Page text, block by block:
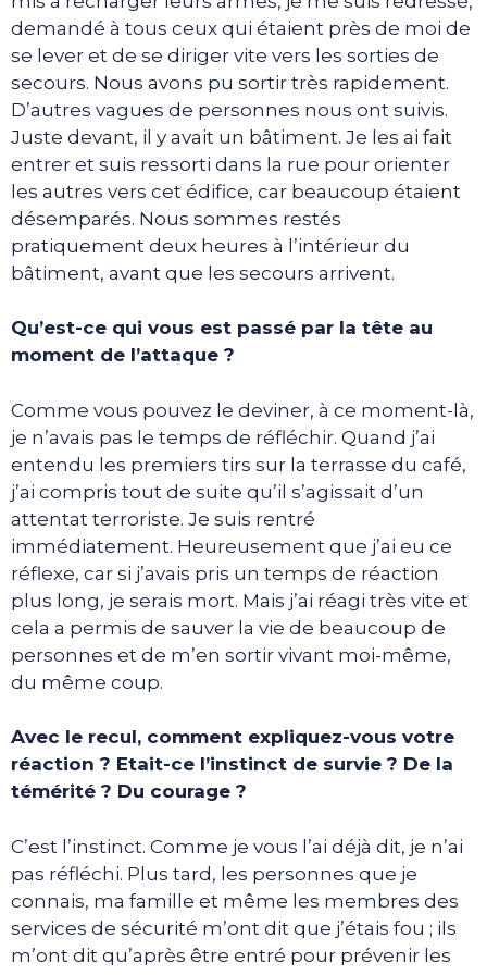
demandé à tous ceux qui étaient près de moi de
se lever et de se diriger vite vers les sorties de
secours. Nous avons pu sortir très rapidement.
D’autres vagues de personnes nous ont suivis.
Juste devant, il y avait un bâtiment. Je les ai fait
entrer et suis ressorti dans la rue pour orienter
les autres vers cet édifice, car beaucoup étaient
désemparés. Nous sommes restés
pratiquement deux heures à l’intérieur du
bâtiment, avant que les secours arrivent.
Qu’est-ce qui vous est passé par la tête au
moment de l’attaque ?
Comme vous pouvez le deviner, à ce moment-là,
je n’avais pas le temps de réfléchir. Quand j’ai
entendu les premiers tirs sur la terrasse du café,
j’ai compris tout de suite qu’il s’agissait d’un
attentat terroriste. Je suis rentré
immédiatement. Heureusement que j’ai eu ce
réflexe, car si j’avais pris un temps de réaction
plus long, je serais mort. Mais j’ai réagi très vite et
cela a permis de sauver la vie de beaucoup de
personnes et de m’en sortir vivant moi-même,
du même coup.
Avec le recul, comment expliquez-vous votre
réaction ? Etait-ce l’instinct de survie ? De la
témérité ? Du courage ?
C’est l’instinct. Comme je vous l’ai déjà dit, je n’ai
pas réfléchi. Plus tard, les personnes que je
connais, ma famille et même les membres des
services de sécurité m’ont dit que j’étais fou ; ils
m’ont dit qu’après être entré pour prévenir les